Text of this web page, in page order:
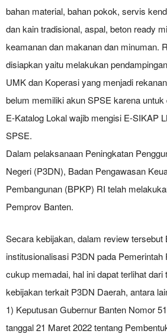
bahan material, bahan pokok, servis
dan kain tradisional, aspal, beton ready
keamanan dan makanan dan minuman.
disiapkan yaitu melakukan
UMK dan Koperasi yang menjadi
belum memiliki akun SPSE karena
E-Katalog Lokal wajib mengisi E-SIKAP
SPSE.
Dalam pelaksanaan Peningkatan
Negeri (P3DN), Badan Pengawasan
Pembangunan (BPKP) RI telah
Pemprov Banten.
Secara kebijakan, dalam review tersebut
institusionalisasi P3DN pada Pemerintah
cukup memadai, hal ini dapat terlihat dari
kebijakan terkait P3DN Daerah, antara
1) Keputusan Gubernur Banten Nomor
tanggal 21 Maret 2022 tentang